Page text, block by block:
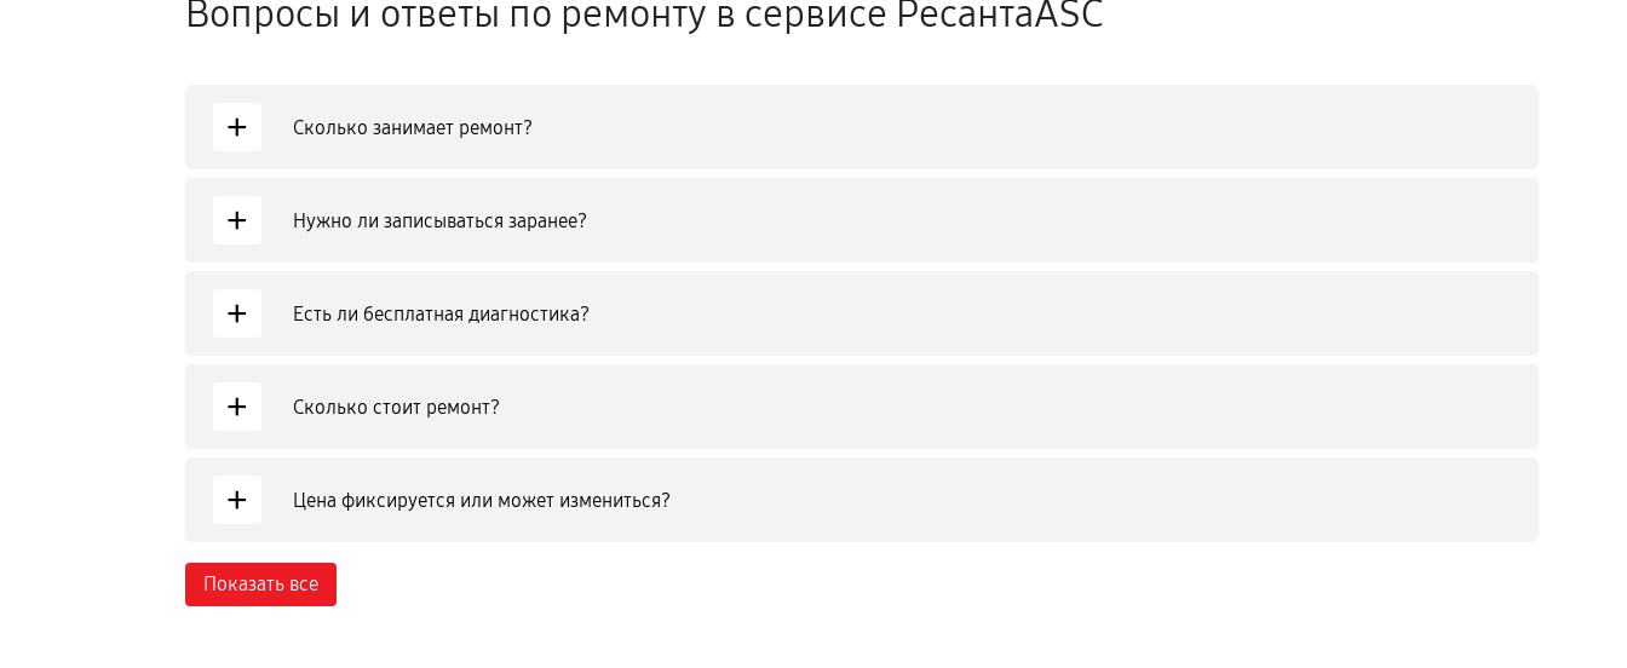
Вопросы и ответы по ремонту в сервисе РесантаASC
+ Сколько занимает ремонт?
+ Нужно ли записываться заранее?
+ Есть ли бесплатная диагностика?
+ Сколько стоит ремонт?
+ Цена фиксируется или может измениться?
Показать все